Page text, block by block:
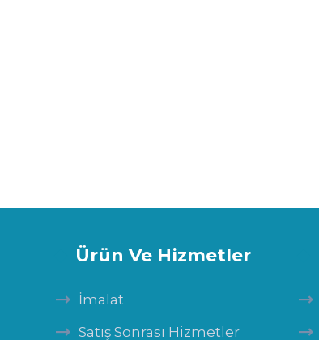
Ürün Ve Hizmetler
İmalat
Satış Sonrası Hizmetler